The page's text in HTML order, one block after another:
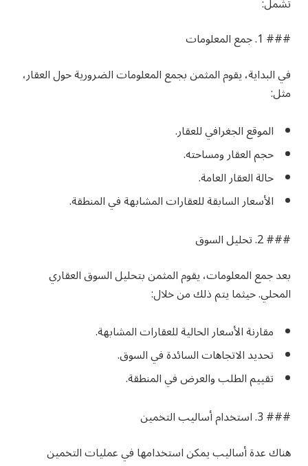
### 1. جمع المعلومات
في البداية، يقوم المثمن بجمع المعلومات الضرورية حول العقار،
مثل:
الموقع الجغرافي للعقار.
حجم العقار ومساحته.
حالة العقار العامة.
الأسعار السابقة للعقارات المشابهة في المنطقة.
### 2. تحليل السوق
بعد جمع المعلومات، يقوم المثمن بتحليل السوق العقاري
المحلي. حيثما يتم ذلك من خلال:
مقارنة الأسعار الحالية للعقارات المشابهة.
تحديد الاتجاهات السائدة في السوق.
تقييم الطلب والعرض في المنطقة.
### 3. استخدام أساليب التخمين
هناك عدة أساليب يمكن استخدامها في عمليات التخمين